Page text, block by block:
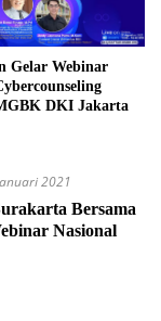
Gelar Webinar
DKI Jakarta
2021
Bersama
Nasional